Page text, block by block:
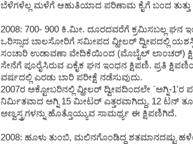
ಬೆಳೆಗಳೆಲ್ಲ ಮಳೆಗೆ ಆಹುತಿಯಾದ ಪರಿಣಾಮ ಕೈಗೆ ಬಂದ
2008: 700- 900 ಕಿ.ಮೀ. ದೂರದವರೆಗೆ ಕ್ರಮಿಸಬಲ್ಲ ಘನ
ಒರಿಸ್ಸಾದ ಬಾಲಸೋರಿಗೆ ಸಮೀಪದ ವ್ಹೀಲರ್ ದ್ವೀಪದಲ್ಲಿ
ಸಂಚಾರಿ ಉಡಾವಣಾ ವೇದಿಕೆಯಿಂದ (ಮೊಬೈಲ್ ಲಾಂಚರ್)
ಸೇನೆಗೆ ಪೂರೈಸಿರುವ ಏಕೈಕ ಘನ ಇಂಧನ ಕ್ಷಿಪಣಿ. ಪ್ರತಿ
ವರ್ಷದಲ್ಲಿ ಎರಡು ಬಾರಿ ಪರೀಕ್ಷೆ ನಡೆಸುವುದು.
2007ರ ಅಕ್ಟೋಬರಿನಲ್ಲಿ ವ್ಹೀಲರ್ ದ್ವೀಪದಿಂದಲೇ `ಅಗ್ನಿ-1'ರ
ನಿರ್ಮಿತವಾದ ಅಗ್ನಿ 15 ಮೀಟರ್ ಎತ್ತರವಾಗಿದ್ದು, 12 ಟನ್
ಅಣ್ವಸ್ತ್ರಗಳನ್ನು ಹೊತ್ತೊಯ್ಯುವ ಸಾಮರ್ಥ್ಯ ಈ ಕ್ಷಿಪಣಿಗಿದೆ.
2008: ಹೂಳು ತುಂಬಿ, ಮಲಿನಗೊಂಡಿದ್ದ